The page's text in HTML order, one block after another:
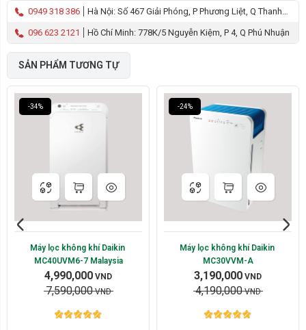
0949 318 386
Hà Nội: Số 467 Giải Phóng, P Phương Liệt, Q Thanh
Xuân
096 623 2121 Hồ Chí Minh: 778K/5 Nguyễn Kiệm, P 4, Q Phú Nhuận
SẢN PHẨM TƯƠNG TỰ
-34%
Máy lọc không khí Daikin
MC40UVM6-7 Malaysia
4,990,000 VND
7,590,000 VND
-24%
Máy lọc không khí Daikin
MC30VVM-A
3,190,000 VND
4,190,000 VND